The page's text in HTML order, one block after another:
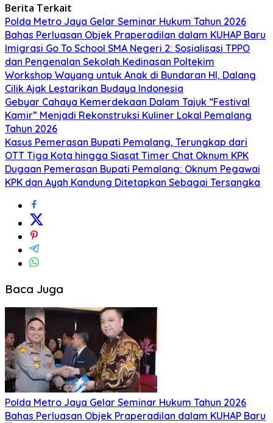
Berita Terkait
Polda Metro Jaya Gelar Seminar Hukum Tahun 2026
Bahas Perluasan Objek Praperadilan dalam KUHAP Baru
Imigrasi Go To School SMA Negeri 2: Sosialisasi TPPO
dan Pengenalan Sekolah Kedinasan Poltekim
Workshop Wayang untuk Anak di Bundaran HI, Dalang
Cilik Ajak Lestarikan Budaya Indonesia
Gebyar Cahaya Kemerdekaan Dalam Tajuk “Festival
Kamir” Menjadi Rekonstruksi Kuliner Lokal Pemalang
Tahun 2026
Kasus Pemerasan Bupati Pemalang, Terungkap dari
OTT Tiga Kota hingga Siasat Timer Chat Oknum KPK
Dugaan Pemerasan Bupati Pemalang: Oknum Pegawai
KPK dan Ayah Kandung Ditetapkan Sebagai Tersangka
Baca Juga
Polda Metro Jaya Gelar Seminar Hukum Tahun 2026
Bahas Perluasan Objek Praperadilan dalam KUHAP Baru